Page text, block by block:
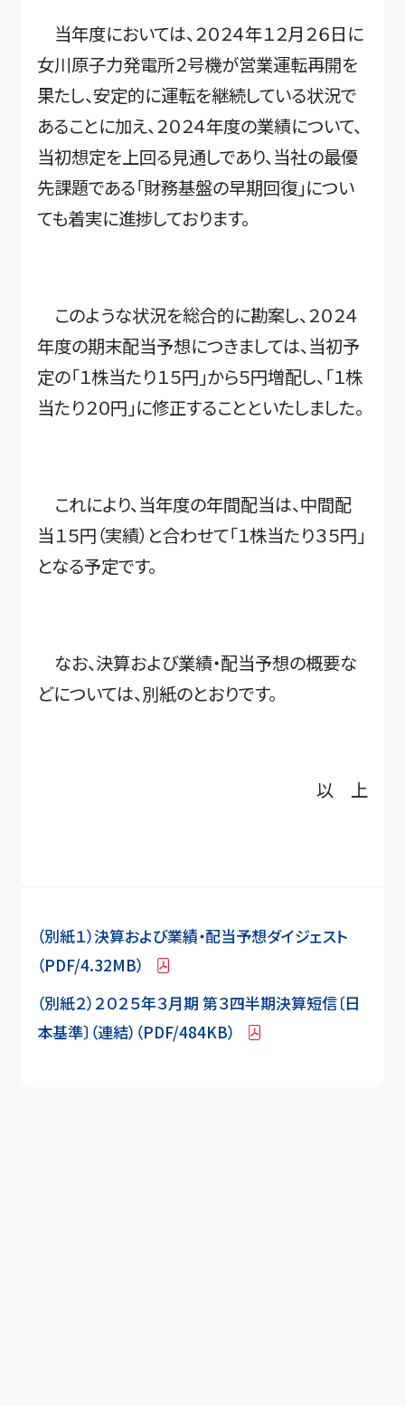
当年度においては、２０２４年１２月２６日に
女川原子力発電所２号機が営業運転再開を
果たし、安定的に運転を継続している状況で
あることに加え、２０２４年度の業績について、
当初想定を上回る見通しであり、当社の最優
先課題である「財務基盤の早期回復」につい
ても着実に進捗しております。
このような状況を総合的に勘案し、２０２４
年度の期末配当予想につきましては、当初予
定の「１株当たり１５円」から５円増配し、「１株
当たり２０円」に修正することといたしました。
これにより、当年度の年間配当は、中間配
当１５円（実績）と合わせて「１株当たり３５円」
となる予定です。
なお、決算および業績・配当予想の概要な
どについては、別紙のとおりです。
以 上
（別紙１）決算および業績・配当予想ダイジェスト
（PDF/4.32MB）
（別紙２）２０２５年３月期 第３四半期決算短信〔日
本基準〕（連結）（PDF/484KB）